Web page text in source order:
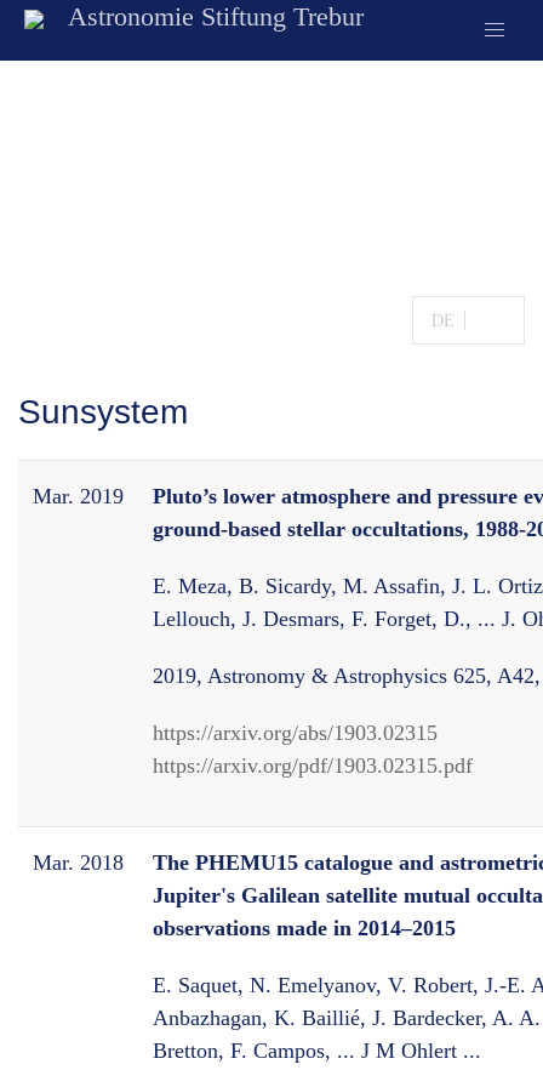
Astronomie Stiftung Trebur
DE
Sunsystem
Mar. 2019
Pluto’s lower atmosphere and pressure
ground-based stellar occultations, 1988-
E. Meza, B. Sicardy, M. Assafin, J. L.
Lellouch, J. Desmars, F. Forget, D., ... J.
2019, Astronomy & Astrophysics 625,
https://arxiv.org/abs/1903.02315
https://arxiv.org/pdf/1903.02315.pdf
Mar. 2018
The PHEMU15 catalogue and
Jupiter's Galilean satellite mutual
observations made in 2014–2015
E. Saquet, N. Emelyanov, V. Robert, J.-E.
Anbazhagan, K. Baillié, J. Bardecker, A.
Bretton, F. Campos, ... J M Ohlert ...